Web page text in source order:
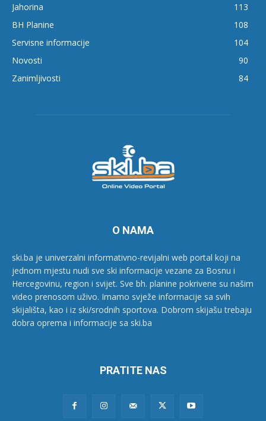
Jahorina
113
BH Planine
108
Servisne informacije
104
Novosti
90
Zanimljivosti
84
O NAMA
ski.ba je univerzalni informativno-revijalni web portal koji na
jednom mjestu nudi sve ski informacije vezane za Bosnu i
Hercegovinu, region i svijet. Sve bh. planine pokrivene su našim
video prenosom uživo. Imamo svježe informacije sa svih
skijališta, kao i iz ski/srodnih sportova. Dobrom skijašu trebaju
dobra oprema i informacije sa ski.ba
PRATITE NAS